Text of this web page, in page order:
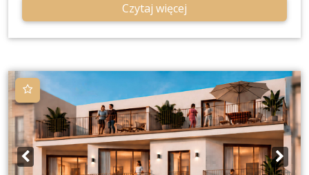
Czytaj więcej